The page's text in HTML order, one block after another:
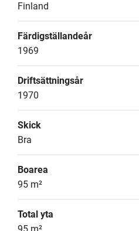
Finland
Färdigställandeår
1969
Driftsättningsår
1970
Skick
Bra
Boarea
95 m²
Total yta